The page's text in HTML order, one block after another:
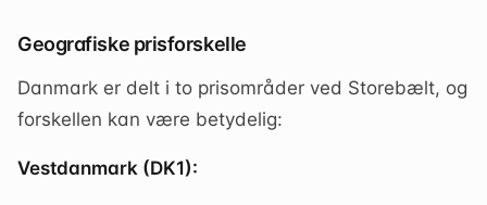
Geografiske prisforskelle
Danmark er delt i to prisområder ved Storebælt, og
forskellen kan være betydelig:
Vestdanmark (DK1):